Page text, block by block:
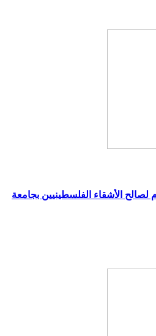
لصالح الأشقاء الفلسطينيين بجامعة